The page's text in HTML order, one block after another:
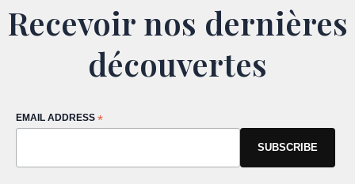
Recevoir nos dernières
découvertes
EMAIL ADDRESS *